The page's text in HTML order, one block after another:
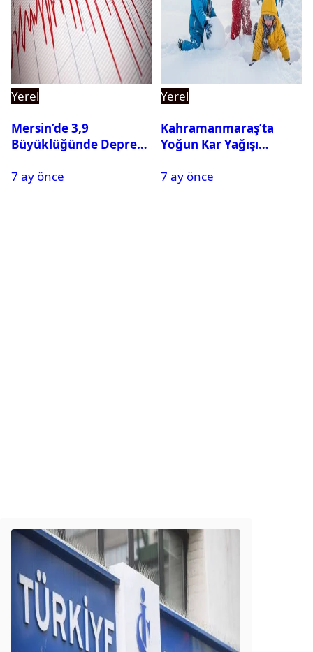
Yerel
Mersin’de 3,9
Büyüklüğünde Deprem
7 ay önce
Yerel
Kahramanmaraş’ta
Yoğun Kar Yağışı
Tatil
7 ay önce